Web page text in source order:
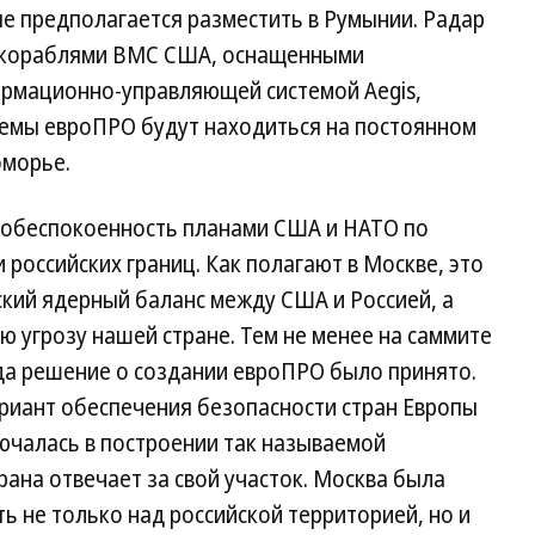
предполагается разместить в Румынии. Радар
кораблями ВМС США, оснащенными
управляющей системой Aegis,
евроПРО будут находиться на постоянном
планами США и НАТО по
границ. Как полагают в Москве, это
ядерный баланс между США и Россией, а
угрозу нашей стране. Тем не менее на саммите
решение о создании евроПРО было принято.
обеспечения безопасности стран Европы
в построении так называемой
отвечает за свой участок. Москва была
не только над российской территорией, но и